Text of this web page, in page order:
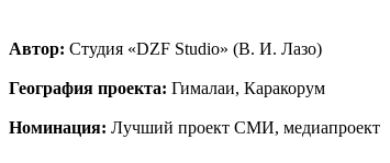
Автор: Студия «DZF Studio» (В. И. Лазо)
География проекта: Гималаи, Каракорум
Номинация: Лучший проект СМИ, медиапроект